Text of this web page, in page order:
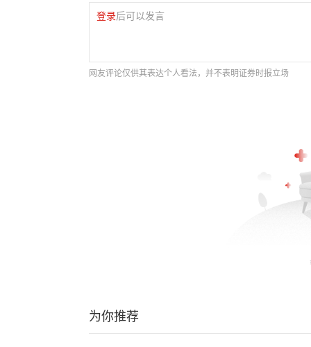
登录后可以发言
网友评论仅供其表达个人看法，并不表明证券时报立场
为你推荐